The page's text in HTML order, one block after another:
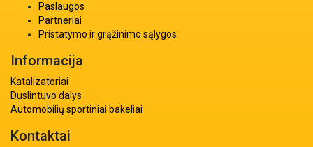
Paslaugos
Partneriai
Pristatymo ir grąžinimo sąlygos
Informacija
Katalizatoriai
Duslintuvo dalys
Automobilių sportiniai bakeliai
Kontaktai